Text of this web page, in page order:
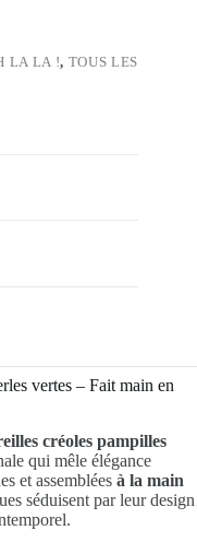
LA LA !, TOUS LES
vertes – Fait main en
créoles pampilles
qui mêle élégance
et assemblées à la main
séduisent par leur design